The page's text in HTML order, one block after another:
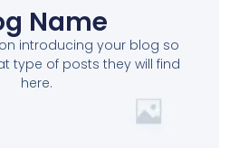
Name
introducing your blog so
type of posts they will find
here.